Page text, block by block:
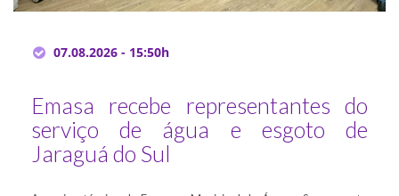
07.08.2026 - 15:50h
Emasa recebe representantes do
serviço de água e esgoto de
Jaraguá do Sul